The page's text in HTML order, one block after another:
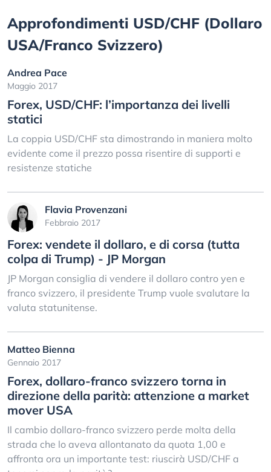
Approfondimenti USD/CHF (Dollaro
USA/Franco Svizzero)
Andrea Pace
Maggio 2017
Forex, USD/CHF: l’importanza dei livelli
statici
La coppia USD/CHF sta dimostrando in maniera molto
evidente come il prezzo possa risentire di supporti e
resistenze statiche
Flavia Provenzani
Febbraio 2017
Forex: vendete il dollaro, e di corsa (tutta
colpa di Trump) - JP Morgan
JP Morgan consiglia di vendere il dollaro contro yen e
franco svizzero, il presidente Trump vuole svalutare la
valuta statunitense.
Matteo Bienna
Gennaio 2017
Forex, dollaro-franco svizzero torna in
direzione della parità: attenzione a market
mover USA
Il cambio dollaro-franco svizzero perde molta della
strada che lo aveva allontanato da quota 1,00 e
affronta ora un importante test: riuscirà USD/CHF a